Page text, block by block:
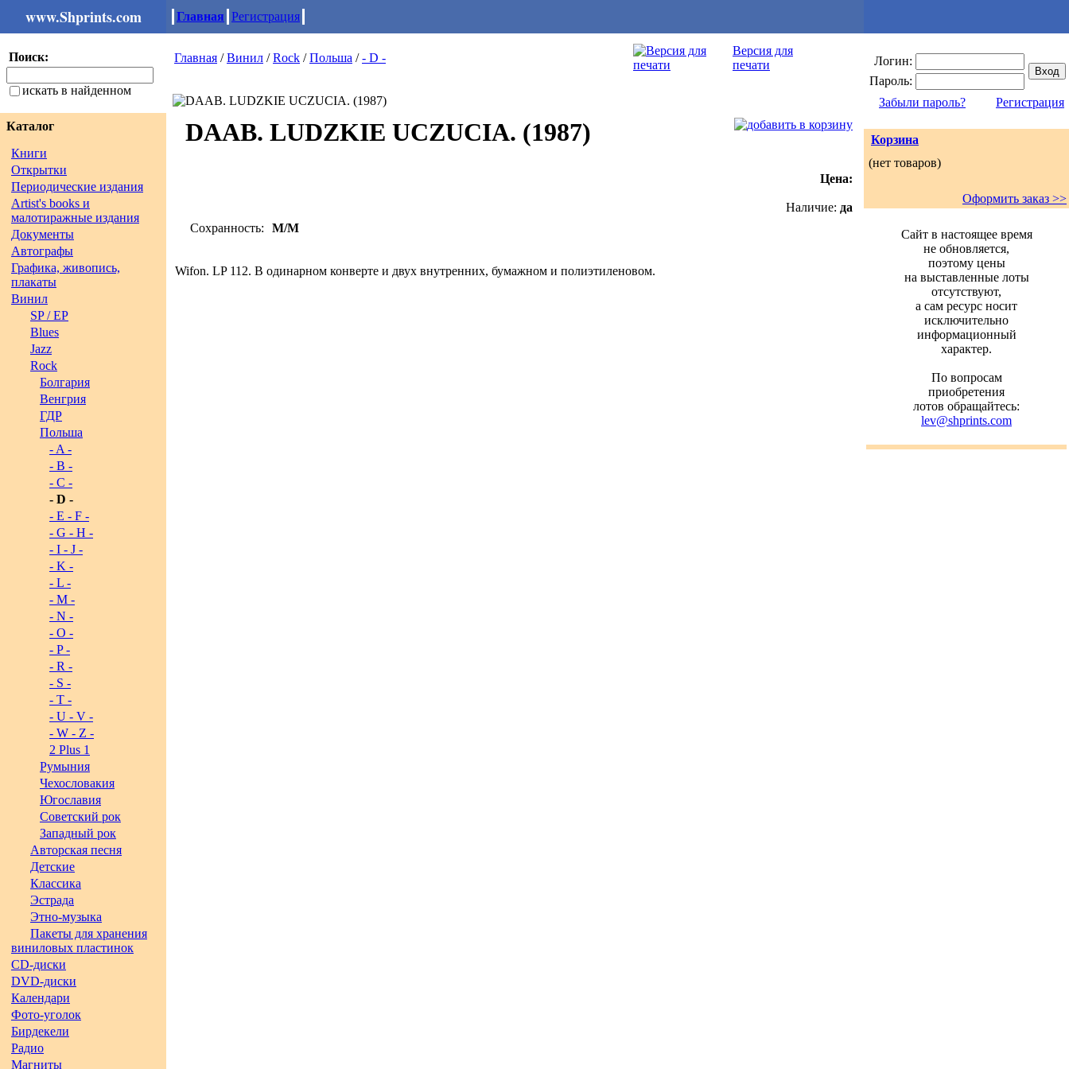
www.Shprints.com Главная Регистрация
Поиск:
искать в найденном
Каталог
Книги
Открытки
Периодические издания
Artist's books и
малотиражные издания
Документы
Автографы
Графика, живопись,
плакаты
Винил
SP / EP
Blues
Jazz
Rock
Болгария
Венгрия
ГДР
Польша
- A -
- B -
- C -
- D -
- E - F -
- G - H -
- I - J -
- K -
- L -
- M -
- N -
- O -
- P -
- R -
- S -
- T -
- U - V -
- W - Z -
2 Plus 1
Румыния
Чехословакия
Югославия
Советский рок
Западный рок
Авторская песня
Детские
Классика
Эстрада
Этно-музыка
Пакеты для хранения
виниловых пластинок
CD-диски
DVD-диски
Календари
Фото-уголок
Бирдекели
Радио
Магниты
Главная /Винил /Rock /Польша /- D -
Версия для
печати
DAAB. LUDZKIE UCZUCIA. (1987)
Цена:
Наличие: да
Сохранность:
M/M
Wifon. LP 112. В одинарном конверте и двух внутренних, бумажном и полиэтиленовом.
Логин:
Пароль:
Забыли пароль?
Регистрация
Корзина
(нет товаров)
Оформить заказ >>
Сайт в настоящее время
не обновляется,
поэтому цены
на выставленные лоты
отсутствуют,
а сам ресурс носит
исключительно
информационный
характер.
По вопросам
приобретения
лотов обращайтесь:
lev@shprints.com